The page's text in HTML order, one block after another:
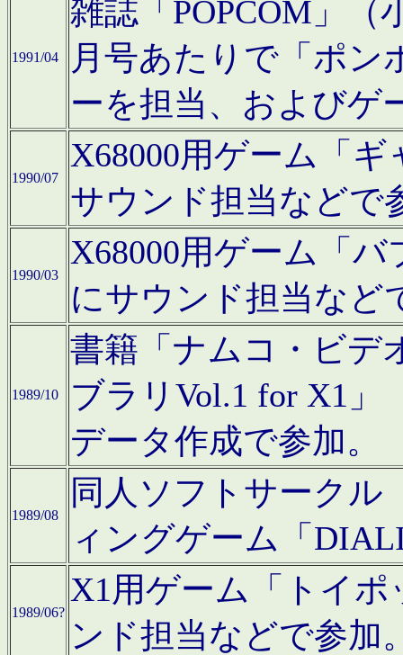
1991/04
雑誌「POPCOM」（
月号あたりで「ポン
ーを担当、およびゲ
1990/07
X68000用ゲーム「
サウンド担当などで
1990/03
X68000用ゲーム「
にサウンド担当など
1989/10
書籍「ナムコ・ビデ
ブラリVol.1 for X1」
データ作成で参加。
1989/08
同人ソフトサークル
ィングゲーム「
1989/06?
X1用ゲーム「トイ
ンド担当などで参加